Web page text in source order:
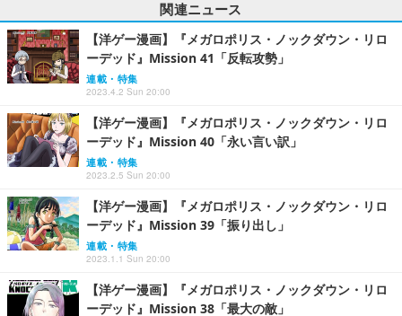
関連ニュース
【洋ゲー漫画】『メガロポリス・ノックダウン・リロ
ーデッド』Mission 41「反転攻勢」
連載・特集
2023.4.2 Sun 20:00
【洋ゲー漫画】『メガロポリス・ノックダウン・リロ
ーデッド』Mission 40「永い言い訳」
連載・特集
2023.2.5 Sun 20:00
【洋ゲー漫画】『メガロポリス・ノックダウン・リロ
ーデッド』Mission 39「振り出し」
連載・特集
2023.1.1 Sun 20:00
【洋ゲー漫画】『メガロポリス・ノックダウン・リロ
ーデッド』Mission 38「最大の敵」